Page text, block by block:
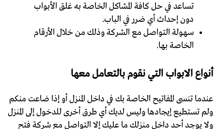
تساعد في حل كافة المشاكل الخاصة به غلق الأبواب
دون إحداث أي ضرر في الباب.
سهولة التواصل مع الشركة وذلك من خلال الأرقام
الخاصة بها.
أنواع الابواب التي نقوم بالتعامل معها
عندما تنسى المفاتيح الخاصة بك في داخل المنزل أو إذا ضاعت منكم
ولم تستطيع إيجادها وليس لديك أي طرق أخرى للدخول إلى المنزل
ولا يوجد أحد داخل منزلك ما عليك إلا التواصل مع شركة فتح